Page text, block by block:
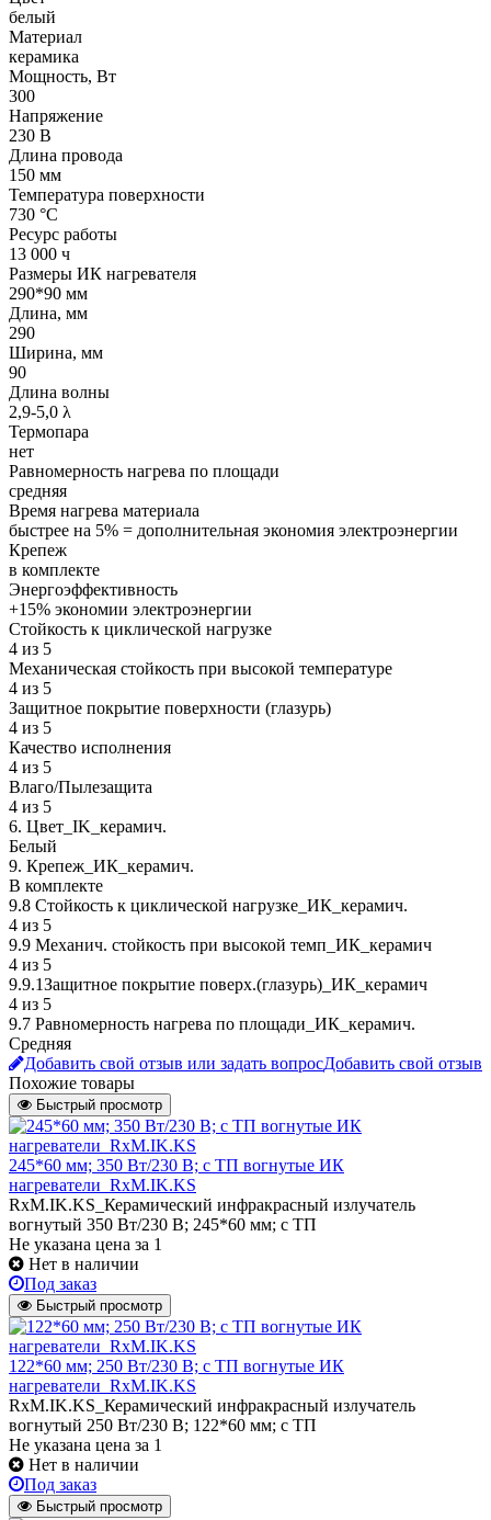
белый
Материал
керамика
Мощность, Вт
300
Напряжение
230 В
Длина провода
150 мм
Температура поверхности
730 °С
Ресурс работы
13 000 ч
Размеры ИК нагревателя
290*90 мм
Длина, мм
290
Ширина, мм
90
Длина волны
2,9-5,0 λ
Термопара
нет
Равномерность нагрева по площади
средняя
Время нагрева материала
быстрее на 5% = дополнительная экономия электроэнергии
Крепеж
в комплекте
Энергоэффективность
+15% экономии электроэнергии
Стойкость к циклической нагрузке
4 из 5
Механическая стойкость при высокой температуре
4 из 5
Защитное покрытие поверхности (глазурь)
4 из 5
Качество исполнения
4 из 5
Влаго/Пылезащита
4 из 5
6. Цвет_IK_керамич.
Белый
9. Крепеж_ИК_керамич.
В комплекте
9.8 Стойкость к циклической нагрузке_ИК_керамич.
4 из 5
9.9 Механич. стойкость при высокой темп_ИК_керамич
4 из 5
9.9.1Защитное покрытие поверх.(глазурь)_ИК_керамич
4 из 5
9.7 Равномерность нагрева по площади_ИК_керамич.
Средняя
Добавить свой отзыв или задать вопросДобавить свой отзыв
Похожие товары
Быстрый просмотр
245*60 мм; 350 Вт/230 В; с ТП вогнутые ИК
нагреватели_RxM.IK.KS
RxM.IK.KS_Керамический инфракрасный излучатель
вогнутый 350 Вт/230 В; 245*60 мм; с ТП
Не указана цена за 1
Нет в наличии
Под заказ
Быстрый просмотр
122*60 мм; 250 Вт/230 В; с ТП вогнутые ИК
нагреватели_RxM.IK.KS
RxM.IK.KS_Керамический инфракрасный излучатель
вогнутый 250 Вт/230 В; 122*60 мм; с ТП
Не указана цена за 1
Нет в наличии
Под заказ
Быстрый просмотр